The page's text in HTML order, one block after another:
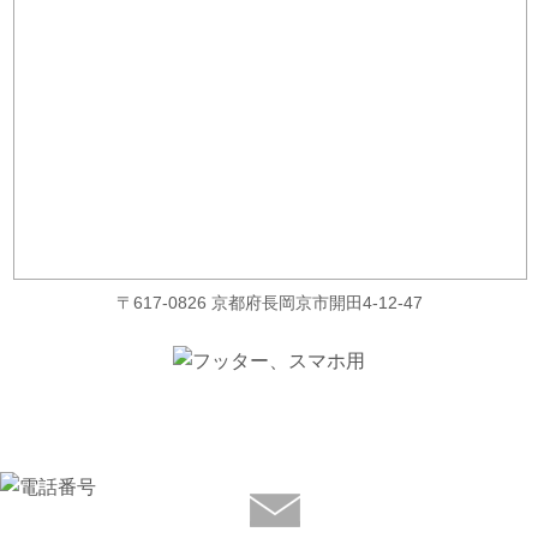
〒617-0826 京都府長岡京市開田4-12-47